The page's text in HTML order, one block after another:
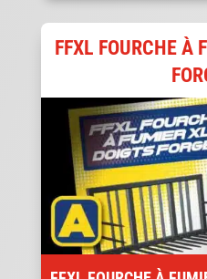
FFXL FOURCHE À